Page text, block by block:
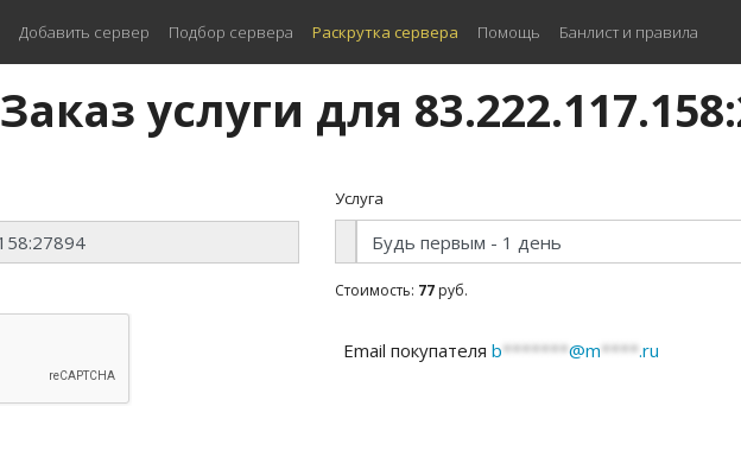
Добавить сервер Подбор сервера Раскрутка сервера Помощь Банлист и правила
Заказ услуги для
Услуга
Стоимость: 77 руб.
Email покупателя b*******@m****.ru